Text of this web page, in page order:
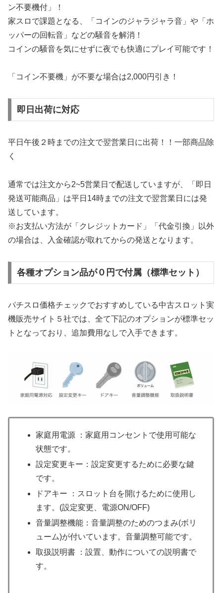
ン不要機付」！
家スロで課題となる、「コインのジャラジャラ音」や「ホ
ッパーの回転音」などの騒音を解消！
コインの騒音を気にせずに夜でも快適にプレイ可能です！
「コイン不要機」が不要な場合は2,000円引き！
即日出荷に対応
平日午後２時までの注文で翌営業日に出荷！！一部商品除
く
通常では注文から2~5営業日で配送していますが、「即日
発送可能商品」は平日14時までの注文で翌営業日には発
送しています。
※お支払い方法が「クレジットカード」「代金引換」以外
の場合は、入金確認が取れてからの発送となります。
各種オプション品が０円で付属（標準セット）
パチスロ価格チェックでおすすめしている中古スロット実
機販売サイト５社では、全て下記のオプションが標準セッ
トとなっており、追加費用なしで入手できます。
家庭用電源 ：家庭用コンセントで使用可能な
状態です。
設定変更キー：設定変更するために必要な鍵
です。
ドアキー ：スロット台を開けるために使用し
ます。(設定変更、電源ON/OFF)
音量調整機能：音量調整のためのつまみ(ボリ
ューム)が付いています。音量調整可能です。
取扱説明書 ：設置、動作についての説明書で
す。